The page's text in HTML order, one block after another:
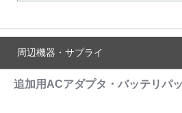
周辺機器・サプライ
追加用ACアダプタ・バッテリパ